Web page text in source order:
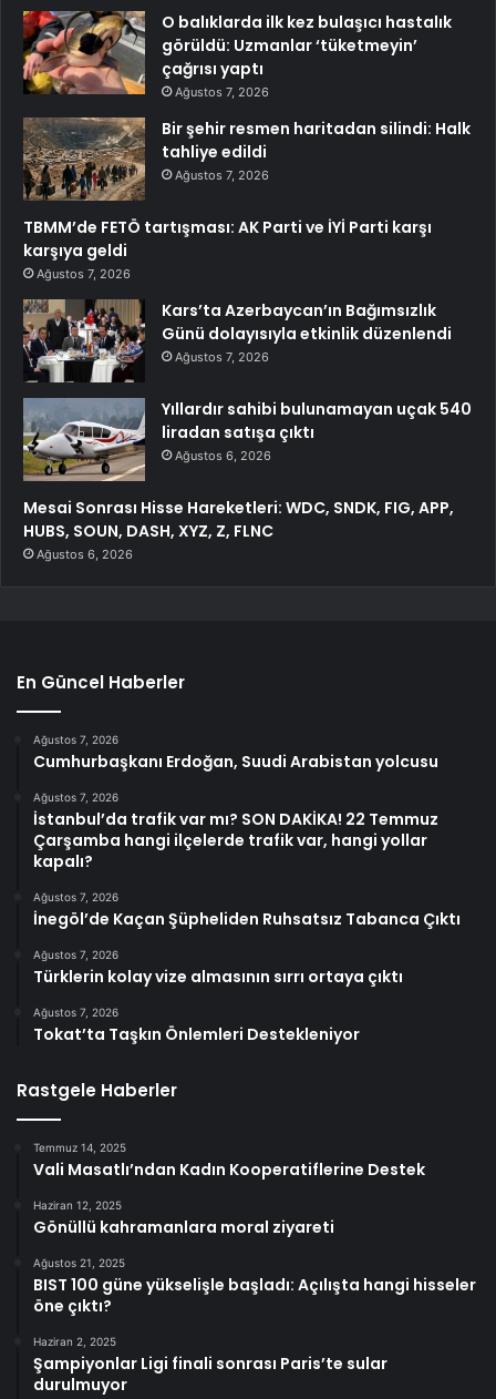
O balıklarda ilk kez bulaşıcı hastalık
görüldü: Uzmanlar ‘tüketmeyin’
çağrısı yaptı
Ağustos 7, 2026
Bir şehir resmen haritadan silindi: Halk
tahliye edildi
Ağustos 7, 2026
TBMM’de FETÖ tartışması: AK Parti ve İYİ Parti karşı
karşıya geldi
Ağustos 7, 2026
Kars’ta Azerbaycan’ın Bağımsızlık
Günü dolayısıyla etkinlik düzenlendi
Ağustos 7, 2026
Yıllardır sahibi bulunamayan uçak 540
liradan satışa çıktı
Ağustos 6, 2026
Mesai Sonrası Hisse Hareketleri: WDC, SNDK, FIG, APP,
HUBS, SOUN, DASH, XYZ, Z, FLNC
Ağustos 6, 2026
En Güncel Haberler
Ağustos 7, 2026
Cumhurbaşkanı Erdoğan, Suudi Arabistan yolcusu
Ağustos 7, 2026
İstanbul’da trafik var mı? SON DAKİKA! 22 Temmuz
Çarşamba hangi ilçelerde trafik var, hangi yollar
kapalı?
Ağustos 7, 2026
İnegöl’de Kaçan Şüpheliden Ruhsatsız Tabanca Çıktı
Ağustos 7, 2026
Türklerin kolay vize almasının sırrı ortaya çıktı
Ağustos 7, 2026
Tokat’ta Taşkın Önlemleri Destekleniyor
Rastgele Haberler
Temmuz 14, 2025
Vali Masatlı’ndan Kadın Kooperatiflerine Destek
Haziran 12, 2025
Gönüllü kahramanlara moral ziyareti
Ağustos 21, 2025
BIST 100 güne yükselişle başladı: Açılışta hangi hisseler
öne çıktı?
Haziran 2, 2025
Şampiyonlar Ligi finali sonrası Paris’te sular
durulmuyor